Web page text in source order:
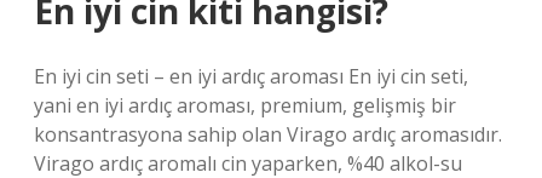
En iyi cin kiti hangisi?
En iyi cin seti – en iyi ardıç aroması En iyi cin seti,
yani en iyi ardıç aroması, premium, gelişmiş bir
konsantrasyona sahip olan Virago ardıç aromasıdır.
Virago ardıç aromalı cin yaparken, %40 alkol-su